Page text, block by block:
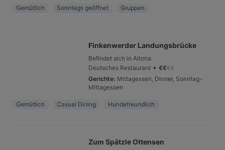
Gemütlich Sonntags geöffnet Gruppen
Finkenwerder Landungsbrücke
Befindet sich in Altona
Deutsches Restaurant • €€€€
Gerichte: Mittagessen, Dinner, Sonntag-
Mittagessen
Gemütlich Casual Dining Hundefreundlich
Zum Spätzle Ottensen